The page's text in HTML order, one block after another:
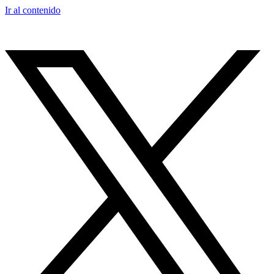
Ir al contenido